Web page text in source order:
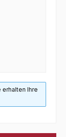
erhalten Ihre